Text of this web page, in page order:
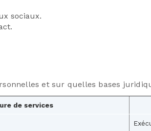
sociaux.
et sur quelles bases
de services